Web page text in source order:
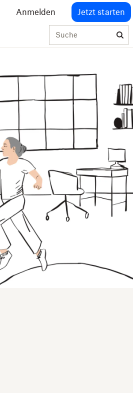
Anmelden Jetzt starten
Suche